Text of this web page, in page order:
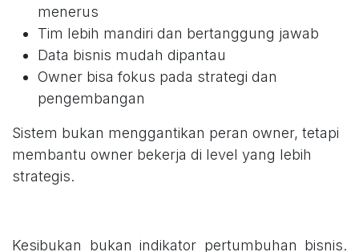
menerus
Tim lebih mandiri dan bertanggung jawab
Data bisnis mudah dipantau
Owner bisa fokus pada strategi dan
pengembangan
Sistem bukan menggantikan peran owner, tetapi
membantu owner bekerja di level yang lebih
strategis.
Kesibukan bukan indikator pertumbuhan bisnis.